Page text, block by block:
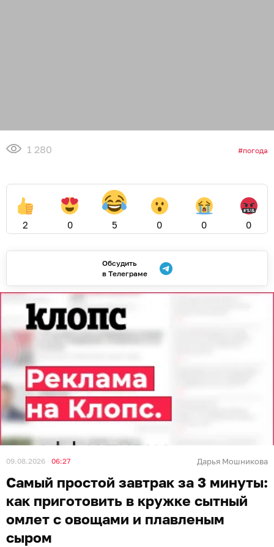
1 280 погода
2 0 5 0 0 0
Обсудить
в Телеграме
09.08.2026 06:27 Дарья Мошникова
Самый простой завтрак за 3 минуты:
как приготовить в кружке сытный
омлет с овощами и плавленым
сыром